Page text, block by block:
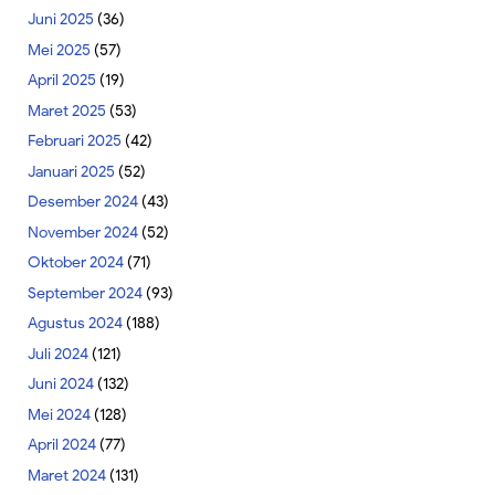
Juni 2025 (36)
Mei 2025 (57)
April 2025 (19)
Maret 2025 (53)
Februari 2025 (42)
Januari 2025 (52)
Desember 2024(43)
November 2024(52)
Oktober 2024(71)
September 2024(93)
Agustus 2024(188)
Juli 2024(121)
Juni 2024(132)
Mei 2024(128)
April 2024(77)
Maret 2024(131)